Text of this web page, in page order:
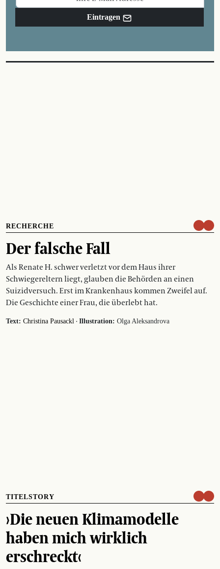
Eintragen
RECHERCHE
Der falsche Fall
Als Renate H. schwer verletzt vor dem Haus ihrer
Schwiegereltern liegt, glauben die Behörden an einen
Suizidversuch. Erst im Krankenhaus kommen Zweifel auf.
Die Geschichte einer Frau, die überlebt hat.
Text: Christina Pausackl · Illustration: Olga Aleksandrova
TITELSTORY
›Die neuen Klimamodelle
haben mich wirklich
erschreckt‹